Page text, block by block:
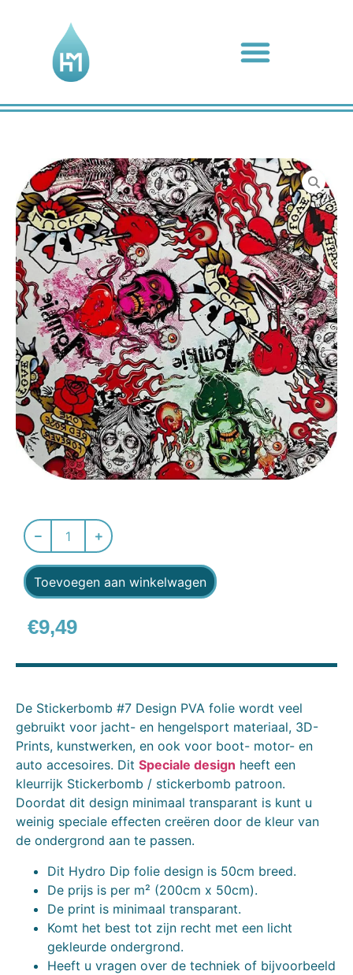
Toevoegen aan winkelwagen
€9,49
De Stickerbomb #7 Design PVA folie wordt veel
gebruikt voor jacht- en hengelsport materiaal, 3D-
Prints, kunstwerken, en ook voor boot- motor- en
auto accesoires. Dit Speciale design heeft een
kleurrijk Stickerbomb / stickerbomb patroon.
Doordat dit design minimaal transparant is kunt u
weinig speciale effecten creëren door de kleur van
de ondergrond aan te passen.
Dit Hydro Dip folie design is 50cm breed.
De prijs is per m² (200cm x 50cm).
De print is minimaal transparant.
Komt het best tot zijn recht met een licht
gekleurde ondergrond.
Heeft u vragen over de techniek of bijvoorbeeld